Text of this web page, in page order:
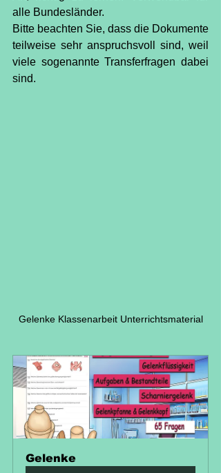
alle Bundesländer.
Bitte beachten Sie, dass die Dokumente
teilweise sehr anspruchsvoll sind, weil
viele sogenannte Transferfragen dabei
sind.
Gelenke Klassenarbeit Unterrichtsmaterial
Gelenke